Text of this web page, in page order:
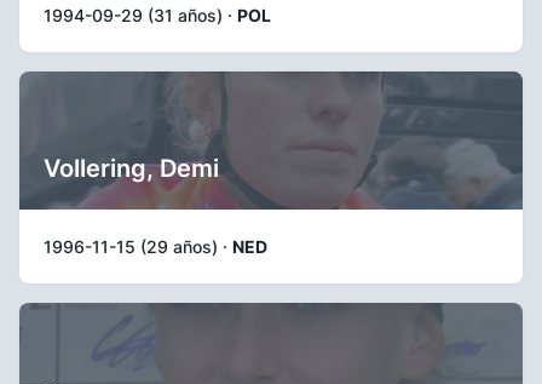
1994-09-29 (31 años) · POL
Vollering, Demi
1996-11-15 (29 años) · NED